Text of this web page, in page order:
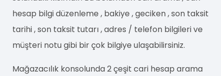
hesap bilgi düzenleme , bakiye , geciken , son taksit
tarihi , son taksit tutarı , adres / telefon bilgileri ve
müşteri notu gibi bir çok bilgiye ulaşabilirsiniz.
Mağazacılık konsolunda 2 çeşit cari hesap arama